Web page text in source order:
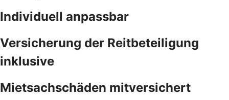
Individuell anpassbar
Versicherung der Reitbeteiligung
inklusive
Mietsachschäden mitversichert